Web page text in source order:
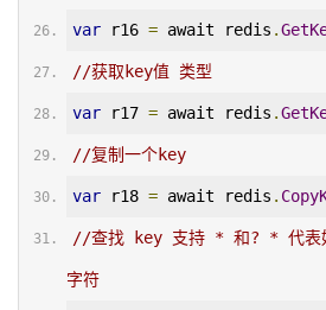
var r16 = await redis .
//获取key值 类型
var r17 = await redis .
//复制一个key
var r18 = await redis .
//查找 key 支持 * 和? * 代表
字符